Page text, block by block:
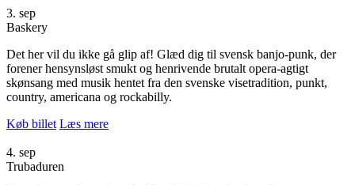
3. sep
Baskery
Det her vil du ikke gå glip af! Glæd dig til svensk banjo-punk, der
forener hensynsløst smukt og henrivende brutalt opera-agtigt
skønsang med musik hentet fra den svenske visetradition, punkt,
country, americana og rockabilly.
Køb billet Læs mere
4. sep
Trubaduren